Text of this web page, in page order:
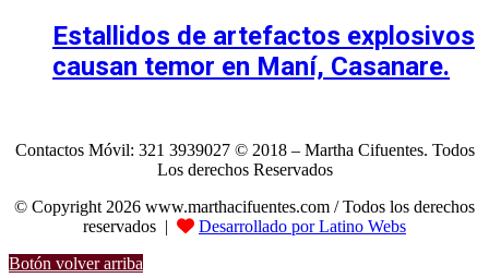
Estallidos de artefactos explosivos
causan temor en Maní, Casanare.
Contactos Móvil: 321 3939027 © 2018 – Martha Cifuentes. Todos
Los derechos Reservados
© Copyright 2026 www.marthacifuentes.com / Todos los derechos
reservados |
Desarrollado por Latino Webs
Botón volver arriba